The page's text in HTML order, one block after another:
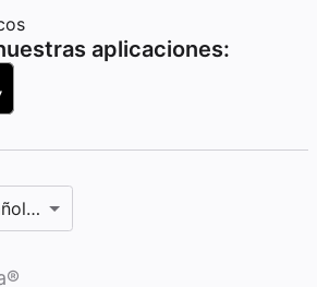
aplicaciones:
(internacional)